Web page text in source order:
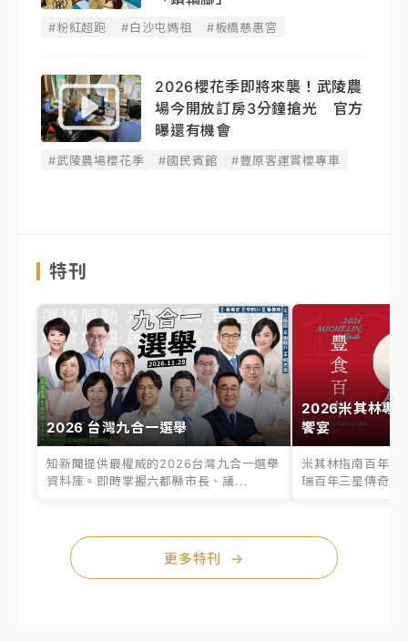
#粉紅超跑 #白沙屯媽祖 #板橋慈惠宮
2026櫻花季即將來襲！武陵農
場今開放訂房3分鐘搶光 官方
曝還有機會
#武陵農場櫻花季 #國民賓館 #豐原客運賞櫻專車
特刊
2026 台灣九合一選舉
知新聞提供最權威的2026台灣九合一選舉
資料庫。即時掌握六都縣市長、議...
2026米其林專
饗宴
米其林指南百年之
瑞百年三星傳奇、
更多特刊 →